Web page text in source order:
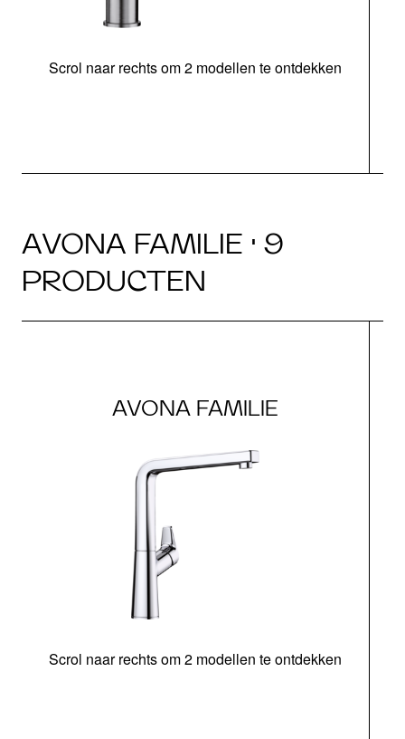
Scrol naar rechts om 2 modellen te ontdekken
AVONA FAMILIE · 9
PRODUCTEN
AVONA FAMILIE
Scrol naar rechts om 2 modellen te ontdekken